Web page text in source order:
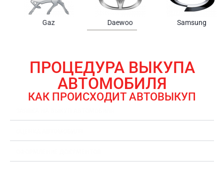
Samsung Chrysler Gmc
ПРОЦЕДУРА ВЫКУПА
АВТОМОБИЛЯ
КАК ПРОИСХОДИТ АВТОВЫКУП